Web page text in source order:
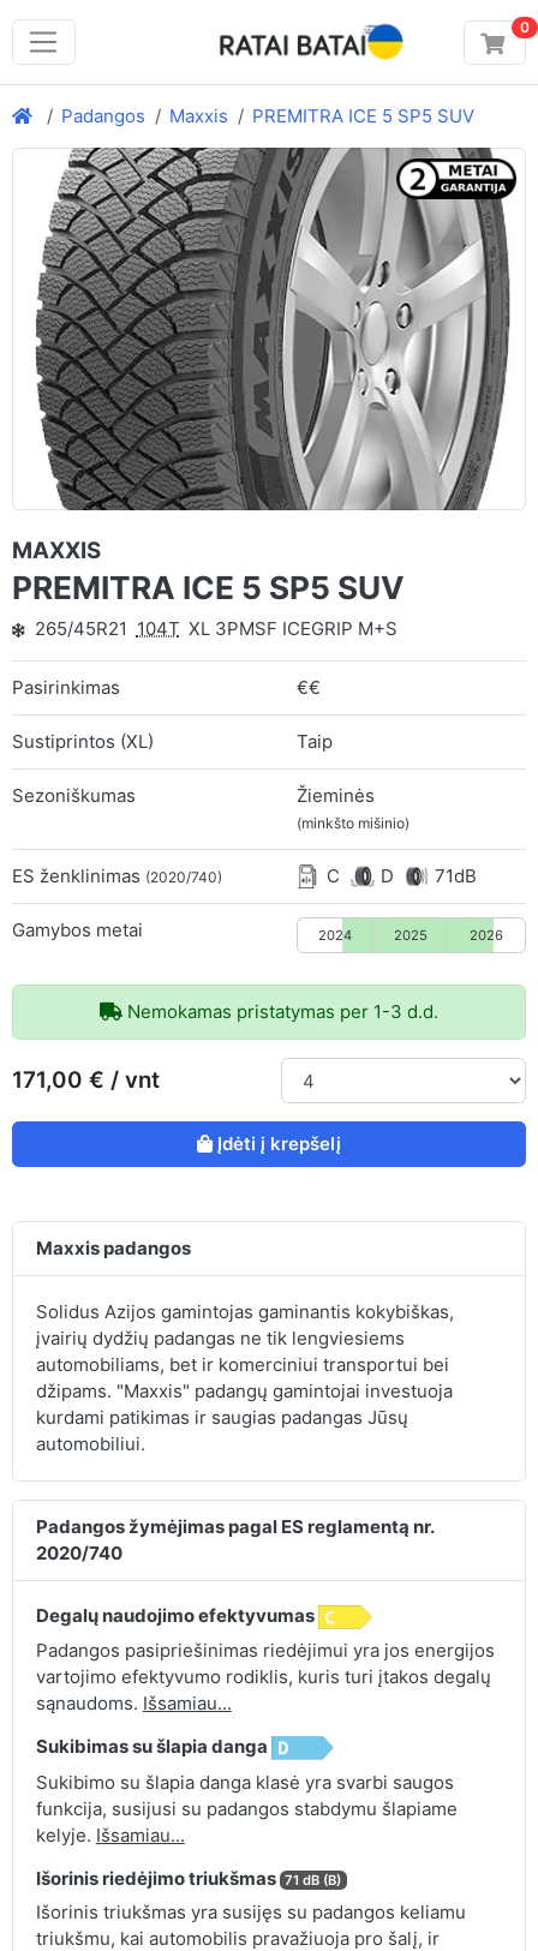
0
Padangos Maxxis PREMITRA ICE 5 SP5 SUV
MAXXIS
PREMITRA ICE 5 SP5 SUV
265/45R21 104T XL 3PMSF ICEGRIP M+S
Pasirinkimas €€
Sustiprintos (XL) Taip
Sezoniškumas Žieminės
(minkšto mišinio)
ES ženklinimas (2020/740) C D 71dB
Gamybos metai 2024 2025 2026
Nemokamas pristatymas per 1-3 d.d.
171,00 € / vnt
Įdėti į krepšelį
Maxxis padangos
Solidus Azijos gamintojas gaminantis kokybiškas,
įvairių dydžių padangas ne tik lengviesiems
automobiliams, bet ir komerciniui transportui bei
džipams. "Maxxis" padangų gamintojai investuoja
kurdami patikimas ir saugias padangas Jūsų
automobiliui.
Padangos žymėjimas pagal ES reglamentą nr.
2020/740
Degalų naudojimo efektyvumas
Padangos pasipriešinimas riedėjimui yra jos energijos
vartojimo efektyvumo rodiklis, kuris turi įtakos degalų
sąnaudoms. Išsamiau...
Sukibimas su šlapia danga
Sukibimo su šlapia danga klasė yra svarbi saugos
funkcija, susijusi su padangos stabdymu šlapiame
kelyje. Išsamiau...
Išorinis riedėjimo triukšmas 71 dB (B)
Išorinis triukšmas yra susijęs su padangos keliamu
triukšmu, kai automobilis pravažiuoja pro šalį, ir